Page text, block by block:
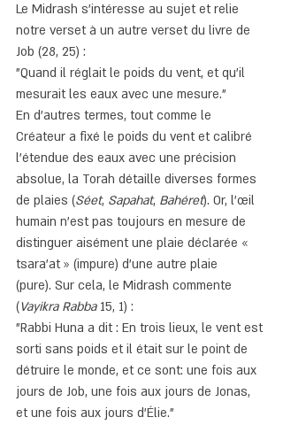
Le Midrash s'intéresse au sujet et relie
notre verset à un autre verset du livre de
Job (28, 25) :
"Quand il réglait le poids du vent, et qu'il
mesurait les eaux avec une mesure."
En d'autres termes, tout comme le
Créateur a fixé le poids du vent et calibré
l'étendue des eaux avec une précision
absolue, la Torah détaille diverses formes
de plaies (Séet, Sapahat, Bahéret). Or, l'œil
humain n'est pas toujours en mesure de
distinguer aisément une plaie déclarée «
tsara’at » (impure) d'une autre plaie
(pure). Sur cela, le Midrash commente
(Vayikra Rabba 15, 1) :
"Rabbi Huna a dit : En trois lieux, le vent est
sorti sans poids et il était sur le point de
détruire le monde, et ce sont: une fois aux
jours de Job, une fois aux jours de Jonas,
et une fois aux jours d'Élie."